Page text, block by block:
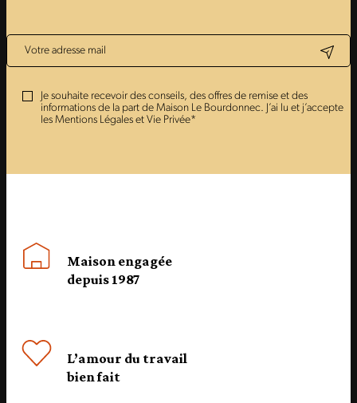
Je souhaite recevoir des conseils, des offres de remise et des
informations de la part de Maison Le Bourdonnec. J’ai lu et j’accepte
les Mentions Légales et Vie Privée*
Maison engagée
depuis 1987
L’amour du travail
bien fait